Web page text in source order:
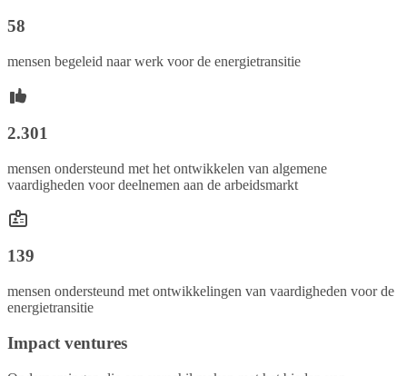
58
mensen begeleid naar werk voor de energietransitie
2.301
mensen ondersteund met het ontwikkelen van algemene
vaardigheden voor deelnemen aan de arbeidsmarkt
139
mensen ondersteund met ontwikkelingen van vaardigheden voor de
energietransitie
Impact ventures